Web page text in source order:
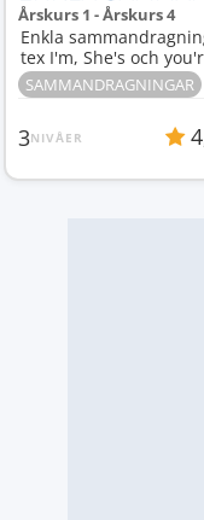
Årskurs 1 - Årskurs 4
Enkla
tex I'm, She's och
SAMMANDRAGNINGAR
3NIVÅER